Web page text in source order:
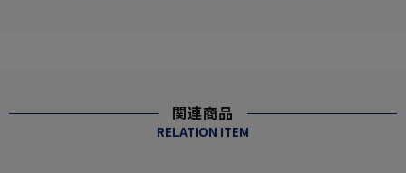
関連商品
RELATION ITEM